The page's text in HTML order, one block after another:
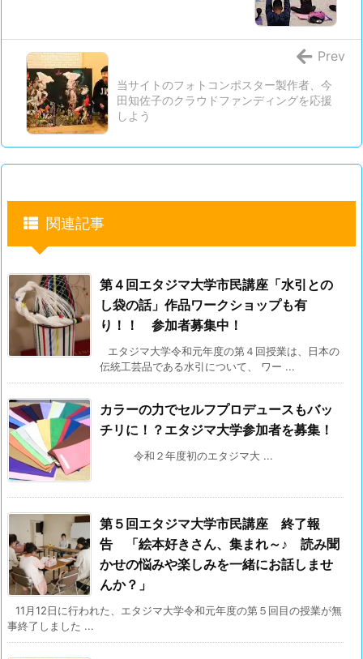
当サイトのフォトコンポスター製作者、今
田知佐子のクラウドファンディングを応援
しよう
Prev
関連記事
第４回エタジマ大学市民講座「水引との
し袋の話」作品ワークショップも有
り！！ 参加者募集中！
エタジマ大学令和元年度の第４回授業は、日本の
伝統工芸品である水引について、 ワー ...
カラーの力でセルフプロデュースもバッ
チリに！？エタジマ大学参加者を募集！
令和２年度初のエタジマ大 ...
第５回エタジマ大学市民講座 終了報
告 「絵本好きさん、集まれ～♪ 読み聞
かせの悩みや楽しみを一緒にお話しませ
んか？」
11月12日に行われた、エタジマ大学令和元年度の第５回目の授業が無
事終了しました ...